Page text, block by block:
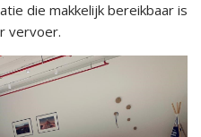
die makkelijk bereikbaar is
vervoer.